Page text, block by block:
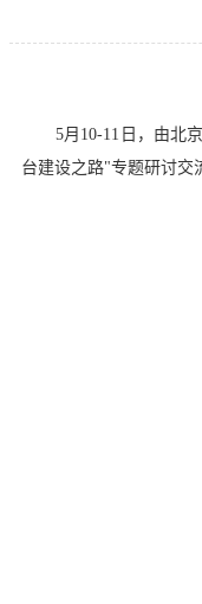
5月10-11日，由北
台建设之路"专题研讨交